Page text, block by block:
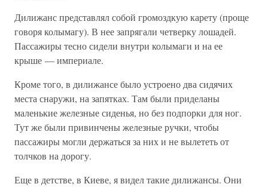
Дилижанс представлял собой громоздкую карету (проще
говоря колымагу). В нее запрягали четверку лошадей.
Пассажиры тесно сидели внутри колымаги и на ее
крыше — империале.
Кроме того, в дилижансе было устроено два сидячих
места снаружи, на запятках. Там были приделаны
маленькие железные сиденья, но без подпорки для ног.
Тут же были привинчены железные ручки, чтобы
пассажиры могли держаться за них и не вылететь от
толчков на дорогу.
Еще в детстве, в Киеве, я видел такие дилижансы. Они